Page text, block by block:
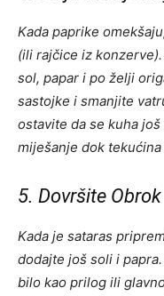
Kada paprike
(ili rajčice iz
sol, papar i po želji
sastojke i smanjite
ostavite da se kuha
miješanje dok
5. Dovršite Obrok
Kada je sataras
dodajte još soli i
bilo kao prilog ili